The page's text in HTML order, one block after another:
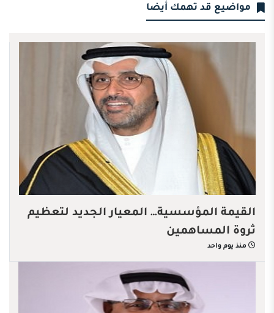
مواضيع قد تهمك أيضا
القيمة المؤسسية… المعيار الجديد لتعظيم
ثروة المساهمين
منذ يوم واحد